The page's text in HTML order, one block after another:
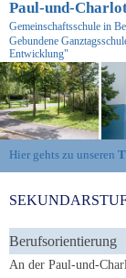
Paul-und-
Gemeinschaftsschule in
Gebundene
Entwicklung"
Hier gehts zu unseren
Berufsorientierung
An der Paul-und-